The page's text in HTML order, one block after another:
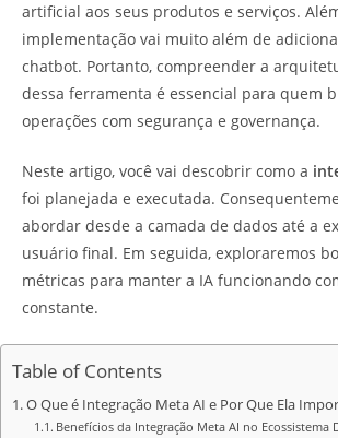
artificial aos seus produtos e serviços.
implementação vai muito além de
chatbot. Portanto, compreender a
dessa ferramenta é essencial para quem
operações com segurança e governança.
Neste artigo, você vai descobrir como a
foi planejada e executada.
abordar desde a camada de dados até a
usuário final. Em seguida, exploraremos
métricas para manter a IA funcionando
constante.
Table of Contents
O Que é Integração Meta AI e Por Que Ela
Benefícios da Integração Meta AI no Ecossistema